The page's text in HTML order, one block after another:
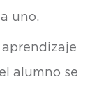
uno.
aprendizaje
alumno se